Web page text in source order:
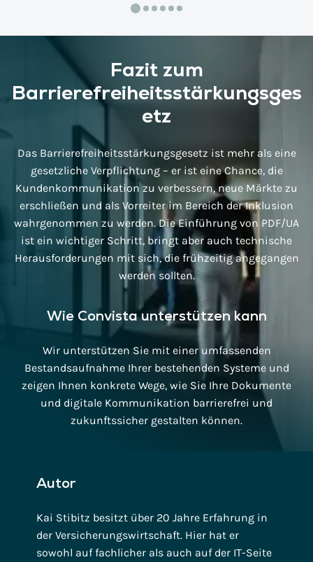
Fazit zum
Barrierefreiheitsstärkungsges
etz
Das Barrierefreiheitsstärkungsgesetz ist mehr als eine
gesetzliche Verpflichtung – er ist eine Chance, die
Kundenkommunikation zu verbessern, neue Märkte zu
erschließen und als Vorreiter im Bereich der Inklusion
wahrgenommen zu werden. Die Einführung von PDF/UA
ist ein wichtiger Schritt, bringt aber auch technische
Herausforderungen mit sich, die frühzeitig angegangen
werden sollten.
Wie Convista unterstützen kann
Wir unterstützen Sie mit einer umfassenden
Bestandsaufnahme Ihrer bestehenden Systeme und
zeigen Ihnen konkrete Wege, wie Sie Ihre Dokumente
und digitale Kommunikation barrierefrei und
zukunftssicher gestalten können.
Autor
Kai Stibitz besitzt über 20 Jahre Erfahrung in
der Versicherungswirtschaft. Hier hat er
sowohl auf fachlicher als auch auf der IT-Seite